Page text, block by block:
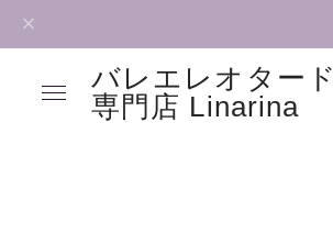
バレエレオタード
専門店 Linarina